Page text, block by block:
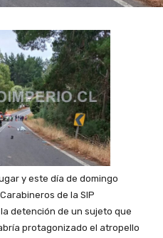
y este día de domingo
de la SIP
detención de un sujeto que
protagonizado el atropello